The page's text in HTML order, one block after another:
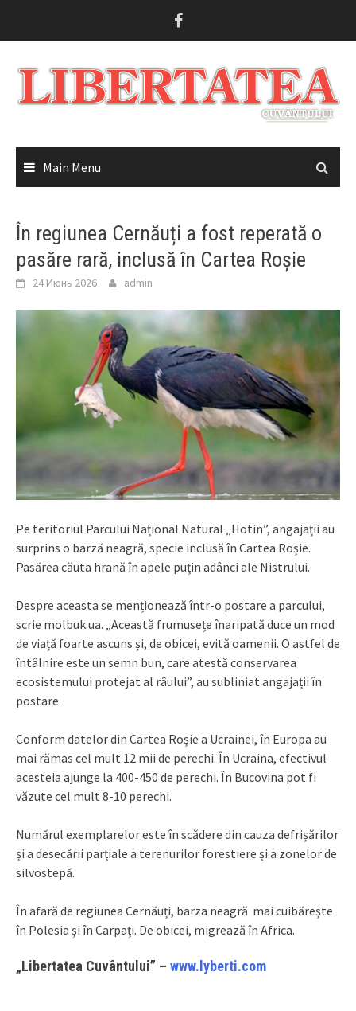
Main Menu
În regiunea Cernăuți a fost reperată o
pasăre rară, inclusă în Cartea Roșie
24 Июнь 2026 admin
Pe teritoriul Parcului Național Natural „Hotin”, angajații au
surprins o barză neagră, specie inclusă în Cartea Roșie.
Pasărea căuta hrană în apele puțin adânci ale Nistrului.
Despre aceasta se menționează într-o postare a parcului,
scrie molbuk.ua. „Această frumusețe înaripată duce un mod
de viață foarte ascuns și, de obicei, evită oamenii. O astfel de
întâlnire este un semn bun, care atestă conservarea
ecosistemului protejat al râului”, au subliniat angajații în
postare.
Conform datelor din Cartea Roșie a Ucrainei, în Europa au
mai rămas cel mult 12 mii de perechi. În Ucraina, efectivul
acesteia ajunge la 400-450 de perechi. În Bucovina pot fi
văzute cel mult 8-10 perechi.
Numărul exemplarelor este în scădere din cauza defrișărilor
și a desecării parțiale a terenurilor forestiere și a zonelor de
silvostepă.
În afară de regiunea Cernăuți, barza neagră mai cuibărește
în Polesia și în Carpați. De obicei, migrează în Africa.
„Libertatea Cuvântului” – www.lyberti.com